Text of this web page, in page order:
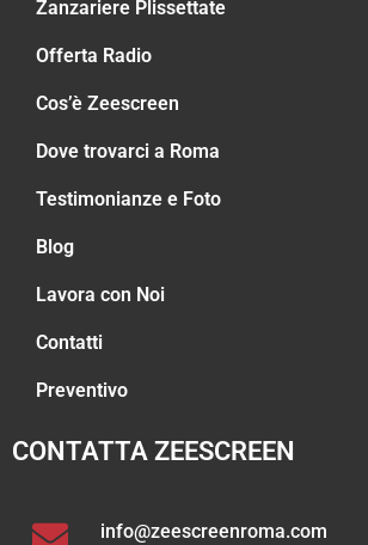
Zanzariere Plissettate
Offerta Radio
Cos’è Zeescreen
Dove trovarci a Roma
Testimonianze e Foto
Blog
Lavora con Noi
Contatti
Preventivo
CONTATTA ZEESCREEN
info@zeescreenroma.com